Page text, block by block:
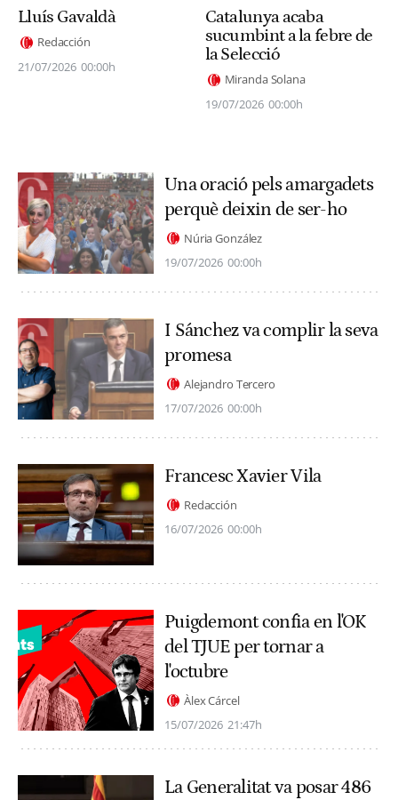
Lluís Gavaldà
Redacción
21/07/2026 00:00h
Catalunya acaba
sucumbint a la febre de
la Selecció
Miranda Solana
19/07/2026 00:00h
Una oració pels amargadets
perquè deixin de ser-ho
Núria González
19/07/2026 00:00h
I Sánchez va complir la seva
promesa
Alejandro Tercero
17/07/2026 00:00h
Francesc Xavier Vila
Redacción
16/07/2026 00:00h
Puigdemont confia en l'OK
del TJUE per tornar a
l'octubre
Àlex Cárcel
15/07/2026 21:47h
La Generalitat va posar 486